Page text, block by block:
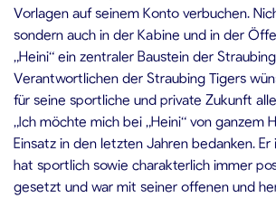
Vorlagen auf seinem Konto verbuchen.
sondern auch in der Kabine und in der
„Heini“ ein zentraler Baustein der
Verantwortlichen der Straubing Tigers
für seine sportliche und private Zukunft
„Ich möchte mich bei „Heini“ von ganzem
Einsatz in den letzten Jahren bedanken.
hat sportlich sowie charakterlich immer
gesetzt und war mit seiner offenen und